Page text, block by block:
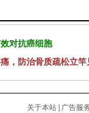
对抗癌细胞
，防治骨质疏松立竿
关于本站
广告服